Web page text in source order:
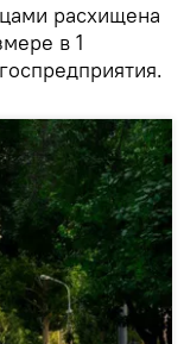
расхищена
в 1